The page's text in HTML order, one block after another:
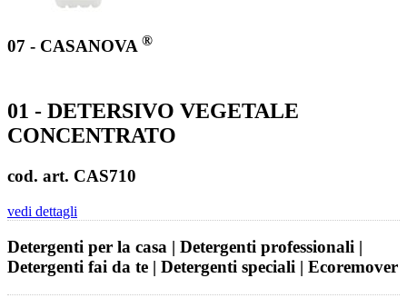
07 - CASANOVA ®
01 - DETERSIVO VEGETALE
CONCENTRATO
cod. art. CAS710
vedi dettagli
Detergenti per la casa | Detergenti professionali |
Detergenti fai da te | Detergenti speciali | Ecoremover